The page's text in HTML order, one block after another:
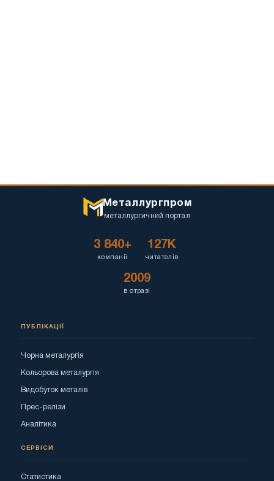
Металлургпром
металлургичний портал
3 840+
компанії
127K
читателів
2009
в отразі
ПУБЛІКАЦІЇ
Чорна металургія
Кольорова металургія
Видобуток металів
Прес-релізи
Аналітика
СЕРВІСИ
Статистика